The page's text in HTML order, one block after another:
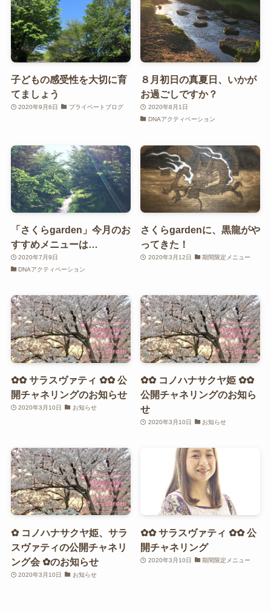
子どもの感受性を大切に育
てましょう
2020年9月6日 プライベートブログ
８月初日の真夏日、いかが
お過ごしですか？
2020年8月1日
DNAアクティベーション
「さくらgarden」今月のお
すすめメニューは…
2020年7月9日
DNAアクティベーション
さくらgardenに、黒龍がや
ってきた！
2020年3月12日 期間限定メニュー
✿✿ サラスヴァティ ✿✿ 公
開チャネリングのお知らせ
2020年3月10日 お知らせ
✿✿ コノハナサクヤ姫 ✿✿
公開チャネリングのお知ら
せ
2020年3月10日 お知らせ
✿ コノハナサクヤ姫、サラ
スヴァティの公開チャネリ
ング会 ✿のお知らせ
2020年3月10日 お知らせ
✿✿ サラスヴァティ ✿✿ 公
開チャネリング
2020年3月10日 期間限定メニュー